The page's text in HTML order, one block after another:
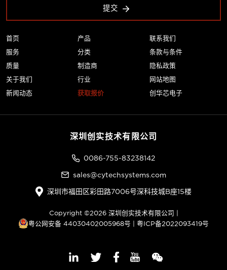
首页
服务
质量
关于我们
新闻动态
产品
分类
制造商
行业
获取报价
联系我们
条款与条件
隐私政策
网站地图
创华芯电子
提交
深圳创实技术有限公司
0086-755-83238142
sales@cytechsystems.com
深圳市福田区彩田路7006号深科技城B座15楼
Copyright ©2026 深圳创实技术有限公司 |
粤公网安备 44030402005968号 | 粤ICP备2022093419号